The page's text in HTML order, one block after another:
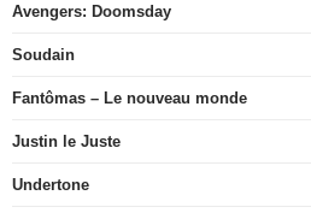
Avengers: Doomsday
Soudain
Fantômas – Le nouveau monde
Justin le Juste
Undertone